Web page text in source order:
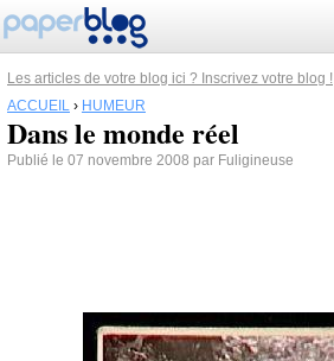
Les articles de votre blog ici ? Inscrivez votre blog !
ACCUEIL › HUMEUR
Dans le monde réel
Publié le 07 novembre 2008 par Fuligineuse